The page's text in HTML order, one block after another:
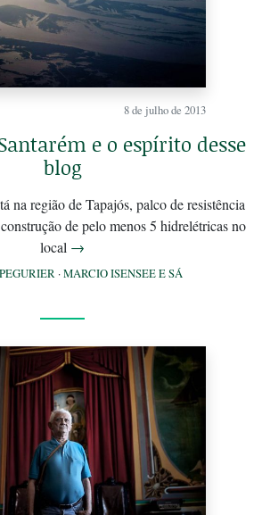
8 de julho de 2013
e o espírito desse
blog
na região de Tapajós, palco de resistência
de pelo menos 5 hidrelétricas no
local →
·MARCIO ISENSEE E SÁ